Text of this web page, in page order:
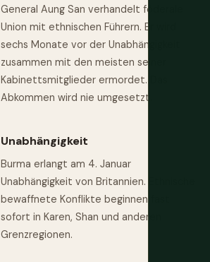
General Aung San verhandelt föderale
Union mit ethnischen Führern. Er wird
sechs Monate vor der Unabhängigkeit
zusammen mit den meisten seiner
Kabinettsmitglieder ermordet. Das
Abkommen wird nie umgesetzt.
Unabhängigkeit
Burma erlangt am 4. Januar
Unabhängigkeit von Britannien. Ethnische
bewaffnete Konflikte beginnen fast
sofort in Karen, Shan und anderen
Grenzregionen.